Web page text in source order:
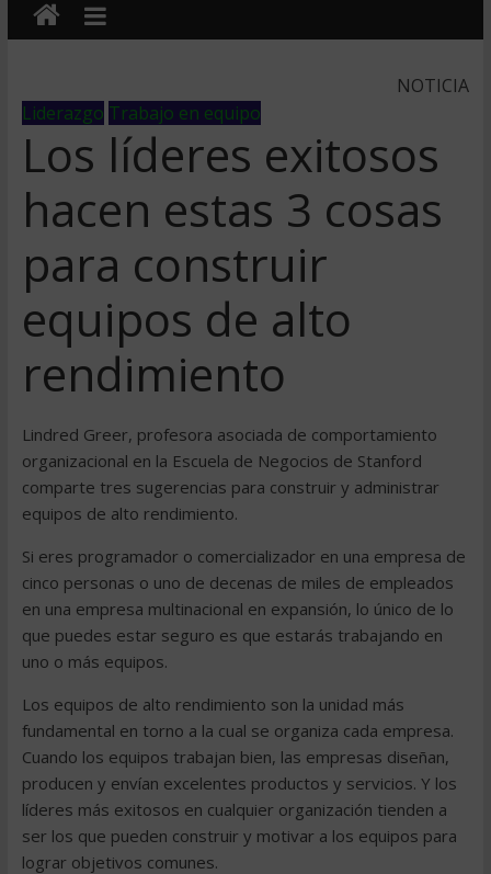
NOTICIA
Liderazgo Trabajo en equipo
Los líderes exitosos
hacen estas 3 cosas
para construir
equipos de alto
rendimiento
Lindred Greer, profesora asociada de comportamiento
organizacional en la Escuela de Negocios de Stanford
comparte tres sugerencias para construir y administrar
equipos de alto rendimiento.
Si eres programador o comercializador en una empresa de
cinco personas o uno de decenas de miles de empleados
en una empresa multinacional en expansión, lo único de lo
que puedes estar seguro es que estarás trabajando en
uno o más equipos.
Los equipos de alto rendimiento son la unidad más
fundamental en torno a la cual se organiza cada empresa.
Cuando los equipos trabajan bien, las empresas diseñan,
producen y envían excelentes productos y servicios. Y los
líderes más exitosos en cualquier organización tienden a
ser los que pueden construir y motivar a los equipos para
lograr objetivos comunes.